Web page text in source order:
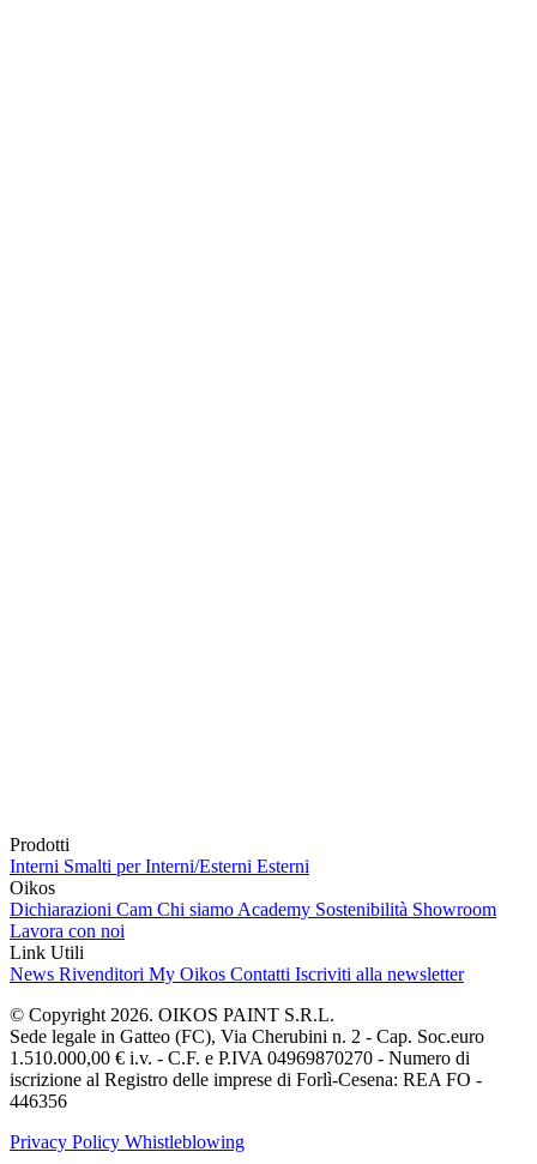
Prodotti
Interni Smalti per Interni/Esterni Esterni
Oikos
Dichiarazioni Cam Chi siamo Academy Sostenibilità Showroom
Lavora con noi
Link Utili
News Rivenditori My Oikos Contatti Iscriviti alla newsletter
© Copyright 2026. OIKOS PAINT S.R.L.
Sede legale in Gatteo (FC), Via Cherubini n. 2 - Cap. Soc.euro
1.510.000,00 € i.v. - C.F. e P.IVA 04969870270 - Numero di
iscrizione al Registro delle imprese di Forlì-Cesena: REA FO -
446356
Privacy Policy Whistleblowing